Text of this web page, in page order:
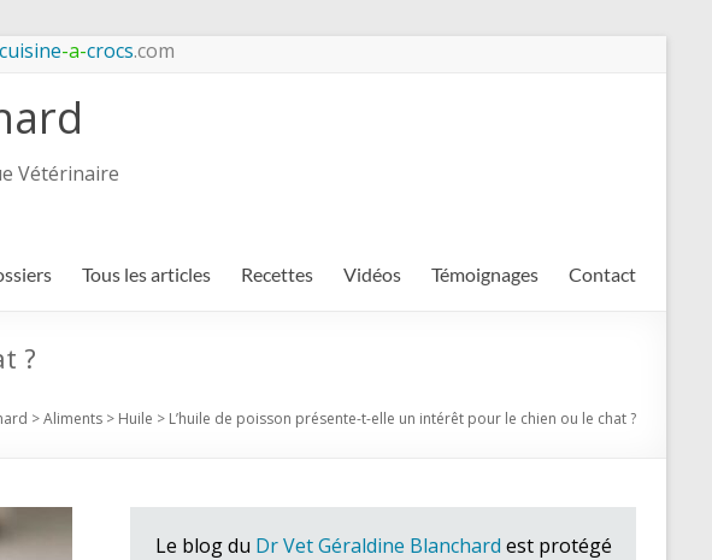
cuisine-a-crocs.com
Vétérinaire
Tous les articles Recettes Vidéos Témoignages Contact
?
>Aliments > Huile > L’huile de poisson présente-t-elle un intérêt pour le chien ou le chat ?
Le blog du Dr Vet Géraldine Blanchard est protégé